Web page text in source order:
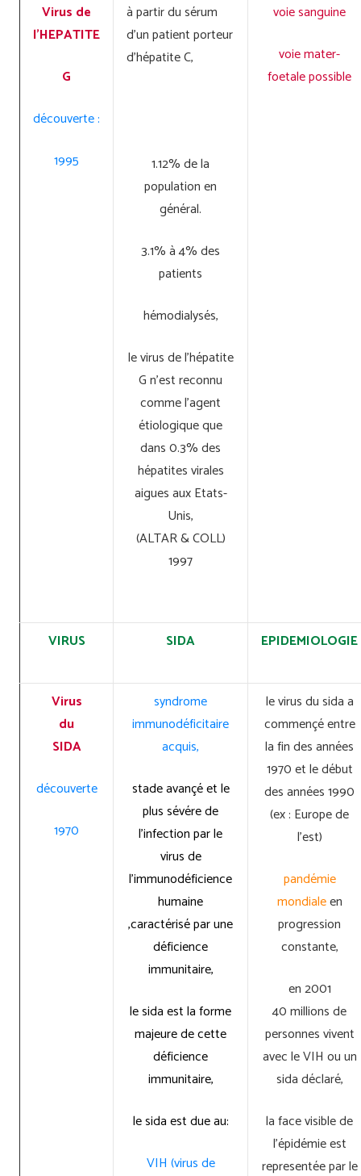
Virus de
l’HEPATITE
G
découverte :
1995
à partir du sérum
d’un patient porteur
d’hépatite C,
1.12% de la
population en
général.
3.1% à 4% des
patients
hémodialysés,
le virus de l’hépatite
G n’est reconnu
comme l’agent
étiologique que
dans 0.3% des
hépatites virales
aigues aux Etats-
Unis,
(ALTAR & COLL)
1997
voie sanguine
voie mater-
foetale possible
VIRUS SIDA EPIDEMIOLOGIE
Virus
du
SIDA
découverte
1970
syndrome
immunodéficitaire
acquis,
stade avançé et le
plus sévére de
l’infection par le
virus de
l’immunodéficience
humaine
,caractérisé par une
déficience
immunitaire,
le sida est la forme
majeure de cette
déficience
immunitaire,
le sida est due au:
VIH (virus de
le virus du sida a
commençé entre
la fin des années
1970 et le début
des années 1990
(ex : Europe de
l’est)
pandémie
mondialeen
progression
constante,
en 2001
40 millions de
personnes vivent
avec le VIH ou un
sida déclaré,
la face visible de
l’épidémie est
representée par le